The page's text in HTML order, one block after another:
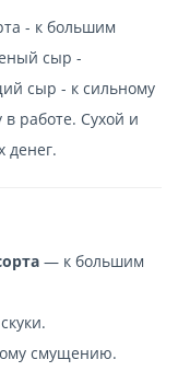
- к большим
сыр -
сыр - к сильному
работе. Сухой и
денег.
— к большим
смущению.